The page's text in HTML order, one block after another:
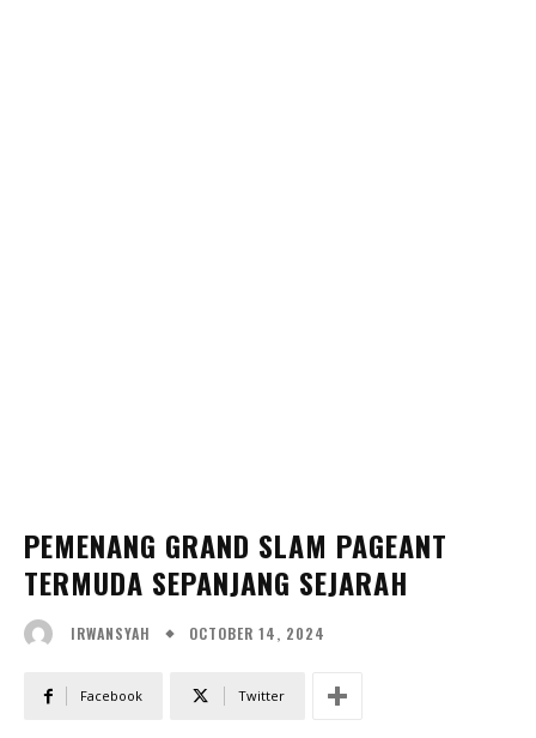
PEMENANG GRAND SLAM PAGEANT
TERMUDA SEPANJANG SEJARAH
IRWANSYAH OCTOBER 14, 2024
Facebook Twitter